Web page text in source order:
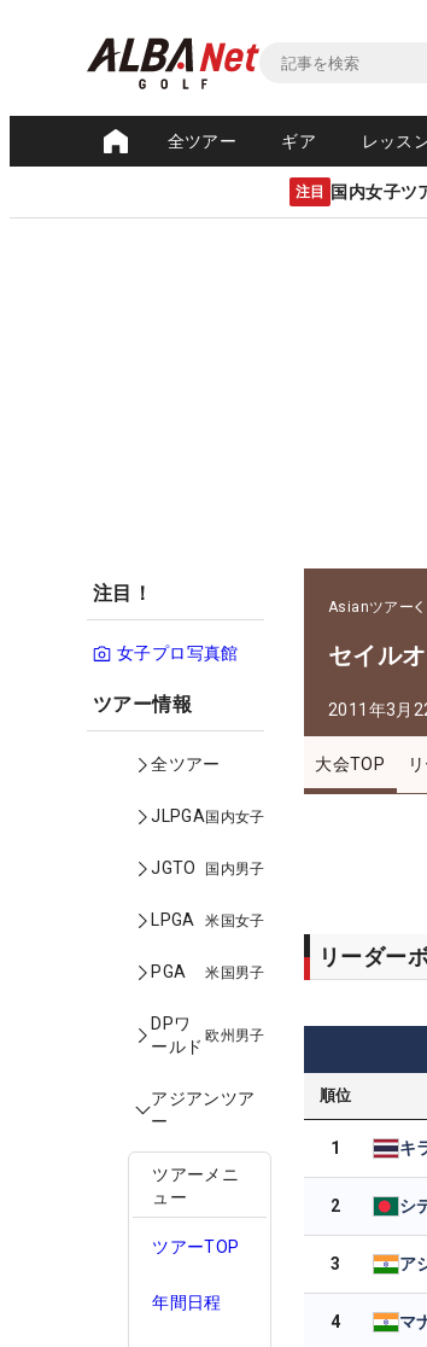
全ツアー ギア レッス
注目 国内女子ツ
注目！
女子プロ写真館
ツアー情報
全ツアー
JLPGA国内女子
JGTO 国内男子
LPGA 米国女子
PGA 米国男子
DPワ
ールド
欧州男子
アジアンツア
ー
ツアーメニ
ュー
ツアーTOP
年間日程
Asianツアー
セイル
2011年3月
大会TOP
リーダー
順位
1
2
3
4 マ